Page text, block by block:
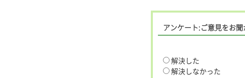
アンケート:ご意見をお
解決した
解決しなかった